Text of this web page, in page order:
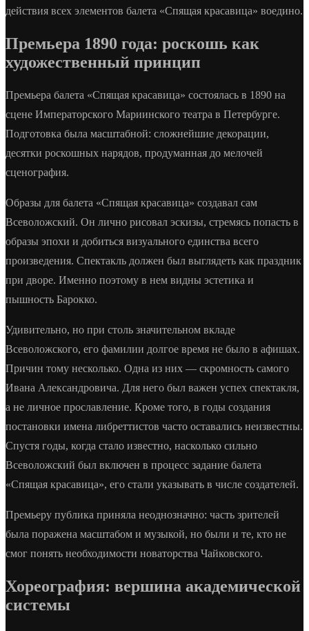
действия всех элементов балета «Спящая красавица» воедино.
Премьера 1890 года: роскошь как
художественный принцип
Премьера балета «Спящая красавица» состоялась в 1890 на
сцене Императорского Мариинского театра в Петербурге.
Подготовка была масштабной: сложнейшие декорации,
десятки роскошных нарядов, продуманная до мелочей
сценография.
Образы для балета «Спящая красавица» создавал сам
Всеволожский. Он лично рисовал эскизы, стремясь попасть в
образы эпохи и добиться визуального единства всего
произведения. Спектакль должен был выглядеть как праздник
при дворе. Именно поэтому в нем видны эстетика и
пышность Барокко.
Удивительно, но при столь значительном вкладе
Всеволожского, его фамилии долгое время не было в афишах.
Причин тому несколько. Одна из них — скромность самого
Ивана Александровича. Для него был важен успех спектакля,
а не личное прославление. Кроме того, в годы создания
постановки имена либреттистов часто оставались неизвестны.
Спустя годы, когда стало известно, насколько сильно
Всеволожский был включен в процесс задание балета
«Спящая красавица», его стали указывать в числе создателей.
Премьеру публика приняла неоднозначно: часть зрителей
была поражена масштабом и музыкой, но были и те, кто не
смог понять необходимости новаторства Чайковского.
Хореография: вершина академической
системы